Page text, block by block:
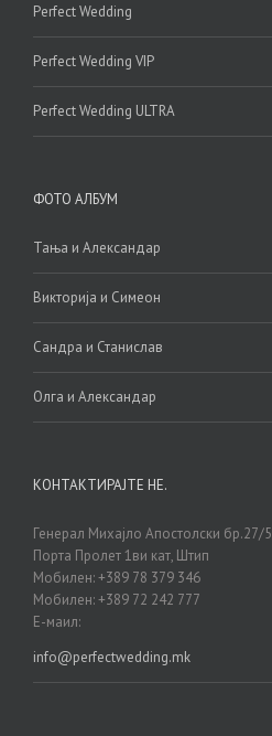
Perfect Wedding
Perfect Wedding VIP
Perfect Wedding ULTRA
ФОТО АЛБУМ
Тања и Александар
Викторија и Симеон
Сандра и Станислав
Олга и Александар
КОНТАКТИРАЈТЕ НЕ.
Генерал Михајло Апостолски бр.27/5
Порта Пролет 1ви кат, Штип
Мобилен: +389 78 379 346
Мобилен: +389 72 242 777
Е-маил:
info@perfectwedding.mk